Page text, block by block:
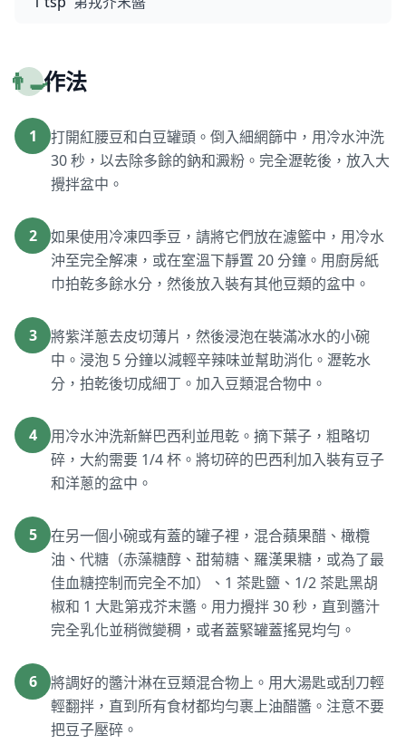
👨‍🍳作法
1
打開紅腰豆和白豆罐頭。倒入細網篩中，用冷水沖洗
30 秒，以去除多餘的鈉和澱粉。完全瀝乾後，放入大
攪拌盆中。
2
如果使用冷凍四季豆，請將它們放在濾籃中，用冷水
沖至完全解凍，或在室溫下靜置 20 分鐘。用廚房紙
巾拍乾多餘水分，然後放入裝有其他豆類的盆中。
3
將紫洋蔥去皮切薄片，然後浸泡在裝滿冰水的小碗
中。浸泡 5 分鐘以減輕辛辣味並幫助消化。瀝乾水
分，拍乾後切成細丁。加入豆類混合物中。
4
用冷水沖洗新鮮巴西利並甩乾。摘下葉子，粗略切
碎，大約需要 1/4 杯。將切碎的巴西利加入裝有豆子
和洋蔥的盆中。
5
在另一個小碗或有蓋的罐子裡，混合蘋果醋、橄欖
油、代糖（赤藻糖醇、甜菊糖、羅漢果糖，或為了最
佳血糖控制而完全不加）、1 茶匙鹽、1/2 茶匙黑胡
椒和 1 大匙第戎芥末醬。用力攪拌 30 秒，直到醬汁
完全乳化並稍微變稠，或者蓋緊罐蓋搖晃均勻。
6
將調好的醬汁淋在豆類混合物上。用大湯匙或刮刀輕
輕翻拌，直到所有食材都均勻裹上油醋醬。注意不要
把豆子壓碎。